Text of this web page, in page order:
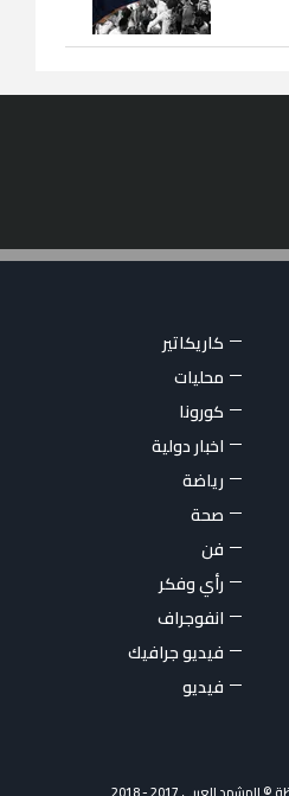
كاريكاتير
محليات
كورونا
اخبار دولية
رياضة
صحة
فن
رأي وفكر
انفوجراف
فيديو جرافيك
فيديو